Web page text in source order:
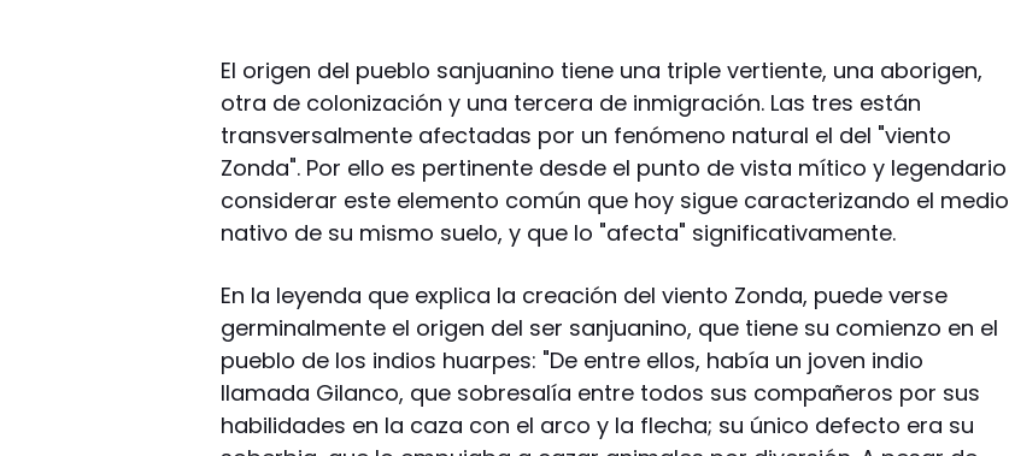
El origen del pueblo sanjuanino tiene una triple vertiente, una aborigen,
otra de colonización y una tercera de inmigración. Las tres están
transversalmente afectadas por un fenómeno natural el del "viento
Zonda". Por ello es pertinente desde el punto de vista mítico y legendario
considerar este elemento común que hoy sigue caracterizando el medio
nativo de su mismo suelo, y que lo "afecta" significativamente.
En la leyenda que explica la creación del viento Zonda, puede verse
germinalmente el origen del ser sanjuanino, que tiene su comienzo en el
pueblo de los indios huarpes: "De entre ellos, había un joven indio
llamada Gilanco, que sobresalía entre todos sus compañeros por sus
habilidades en la caza con el arco y la flecha; su único defecto era su